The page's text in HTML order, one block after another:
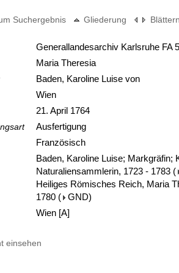
Suchergebnis Gliederung
Generallandesarchiv Karlsruhe FA
Maria Theresia
Baden, Karoline Luise von
Wien
21. April 1764
Ausfertigung
Französisch
Baden, Karoline Luise; Markgräfin;
Naturaliensammlerin, 1723 - 1783 (
Heiliges Römisches Reich, Maria
1780 ( GND)
Wien [A]
einsehen